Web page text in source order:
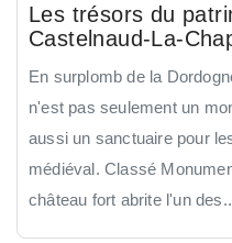
Les trésors du
Castelnaud-La-
En surplomb de la
n'est pas seulement un
aussi un sanctuaire pour
médiéval. Classé
château fort abrite l'un